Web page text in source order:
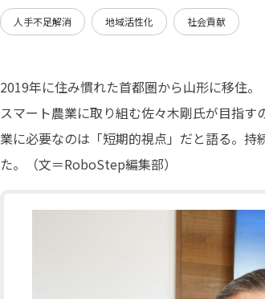
人手不足解消 地域活性化 社会貢献
2019年に住み慣れた首都圏から山形に移住
スマート農業に取り組む佐々木剛氏が目指
業に必要なのは「短期的視点」だと語る。
た。（文＝RoboStep編集部）